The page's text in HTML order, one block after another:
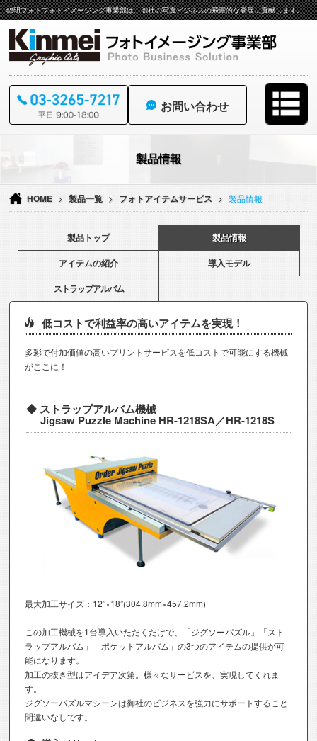
錦明フォトフォトイメージング事業部は、御社の写真ビジネスの飛躍的な発展に貢献します。
お問い合わせ
ン
ツ
へ
製品情報
HOME > 製品一覧 > フォトアイテムサービス > 製品情報
製品トップ
製品情報
アイテムの紹介
導入モデル
ストラップアルバム
低コストで利益率の高いアイテムを実現！
多彩で付加価値の高いプリントサービスを低コストで可能にする機械
がここに！
ストラップアルバム機械
Jigsaw Puzzle Machine HR-1218SA／HR-1218S
最大加工サイズ：12”×18”(304.8mm×457.2mm)
この加工機械を1台導入いただくだけで、「ジグソーパズル」「スト
ラップアルバム」「ポケットアルバム」の3つのアイテムの提供が可
能になります。
加工の抜き型はアイデア次第。様々なサービスを、実現してくれま
す。
ジグソーパズルマシーンは御社のビジネスを強力にサポートすること
間違いなしです。